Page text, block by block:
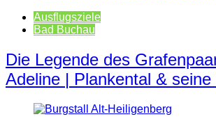
Ausflugsziele
Bad Buchau
Die Legende des
Adeline | Plankental & seine